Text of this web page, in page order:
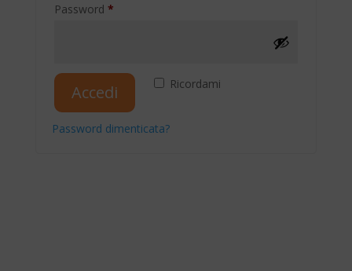
Password *Richiesto
Ricordami
Accedi
Password dimenticata?